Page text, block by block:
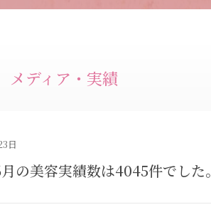
メディア・実績
日
の美容実績数は4045件でした。